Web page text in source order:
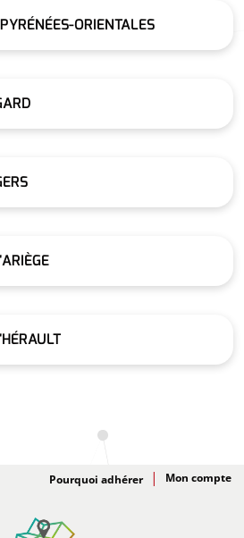
ORIENTALES
Adhésion
Pourquoi adhérer